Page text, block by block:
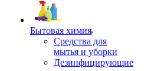
Бытовая химия
Средства для
мытья и уборки
Дезинфицирующие